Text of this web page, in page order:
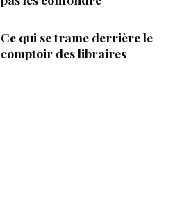
Ce qui se trame derrière le
comptoir des libraires